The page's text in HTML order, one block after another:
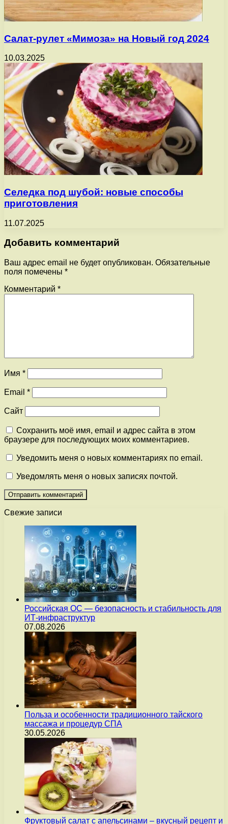
Салат-рулет «Мимоза» на Новый год 2024
10.03.2025
Селедка под шубой: новые способы
приготовления
11.07.2025
Добавить комментарий
Ваш адрес email не будет опубликован. Обязательные
поля помечены *
Комментарий *
Имя *
Email *
Сайт
Сохранить моё имя, email и адрес сайта в этом
браузере для последующих моих комментариев.
Уведомить меня о новых комментариях по email.
Уведомлять меня о новых записях почтой.
Свежие записи
Российская ОС — безопасность и стабильность для
ИТ-инфраструктур
07.08.2026
Польза и особенности традиционного тайского
массажа и процедур СПА
30.05.2026
Фруктовый салат с апельсинами – вкусный рецепт и